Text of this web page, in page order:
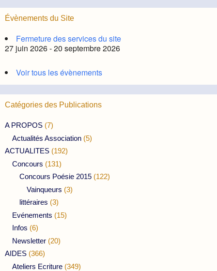
Évènements du Site
Fermeture des services du site
27 juin 2026 - 20 septembre 2026
Voir tous les évènements
Catégories des Publications
A PROPOS (7)
Actualités Association (5)
ACTUALITES (192)
Concours (131)
Concours Poésie 2015 (122)
Vainqueurs (3)
littéraires (3)
Evénements (15)
Infos (6)
Newsletter (20)
AIDES (366)
Ateliers Ecriture (349)